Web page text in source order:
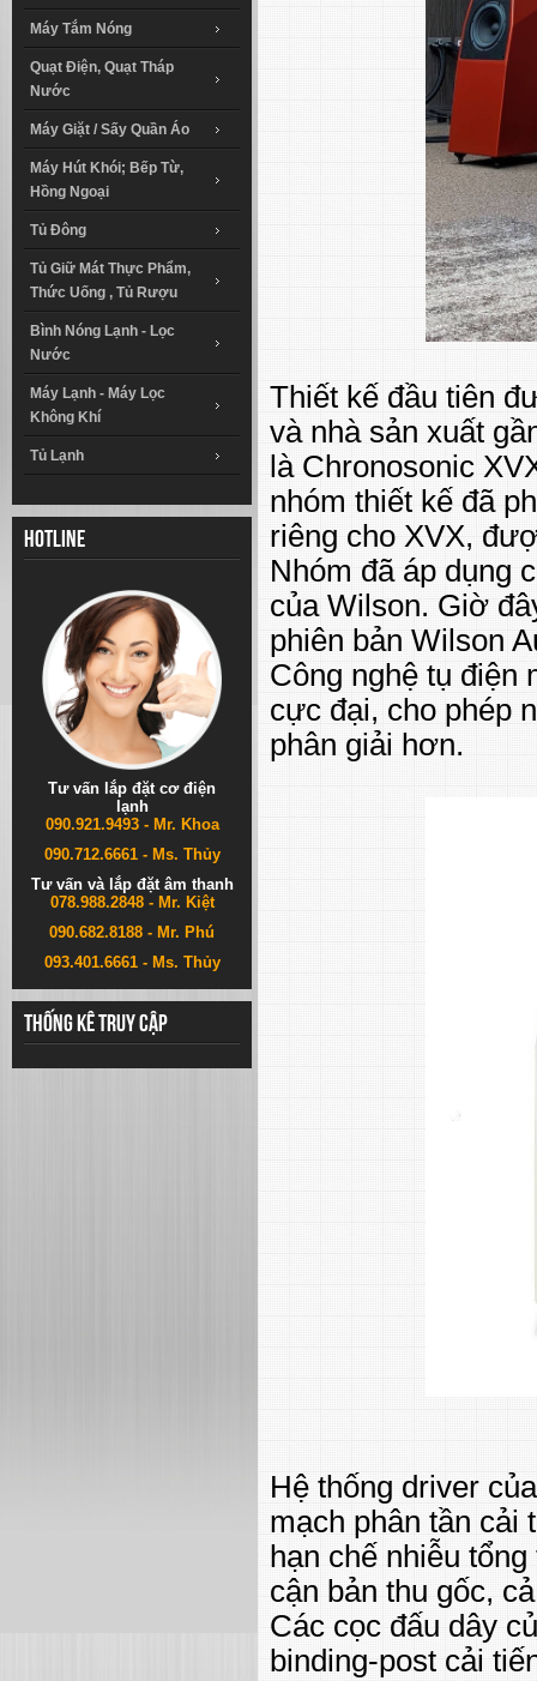
Máy Tắm Nóng
Quạt Điện, Quạt Tháp
Nước
Máy Giặt / Sấy Quần Áo
Máy Hút Khói; Bếp Từ,
Hồng Ngoại
Tủ Đông
Tủ Giữ Mát Thực Phẩm,
Thức Uống , Tủ Rượu
Bình Nóng Lạnh - Lọc
Nước
Máy Lạnh - Máy Lọc
Không Khí
Tủ Lạnh
Hotline
Tư vấn lắp đặt cơ điện
lạnh
090.921.9493 - Mr. Khoa
090.712.6661 - Ms. Thủy
Tư vấn và lắp đặt âm thanh
078.988.2848 - Mr. Kiệt
090.682.8188 - Mr. Phú
093.401.6661 - Ms. Thủy
Thống kê truy cập
Thiết kế đầu tiên
và nhà sản xuất
là Chronosonic
nhóm thiết kế đã
riêng cho XVX,
Nhóm đã áp dụng
của Wilson. Giờ
phiên bản Wilson
Công nghệ tụ điện
cực đại, cho phép
phân giải hơn.
Hệ thống driver
mạch phân tần cải
hạn chế nhiễu
cận bản thu gốc,
Các cọc đấu dây
binding-post cải